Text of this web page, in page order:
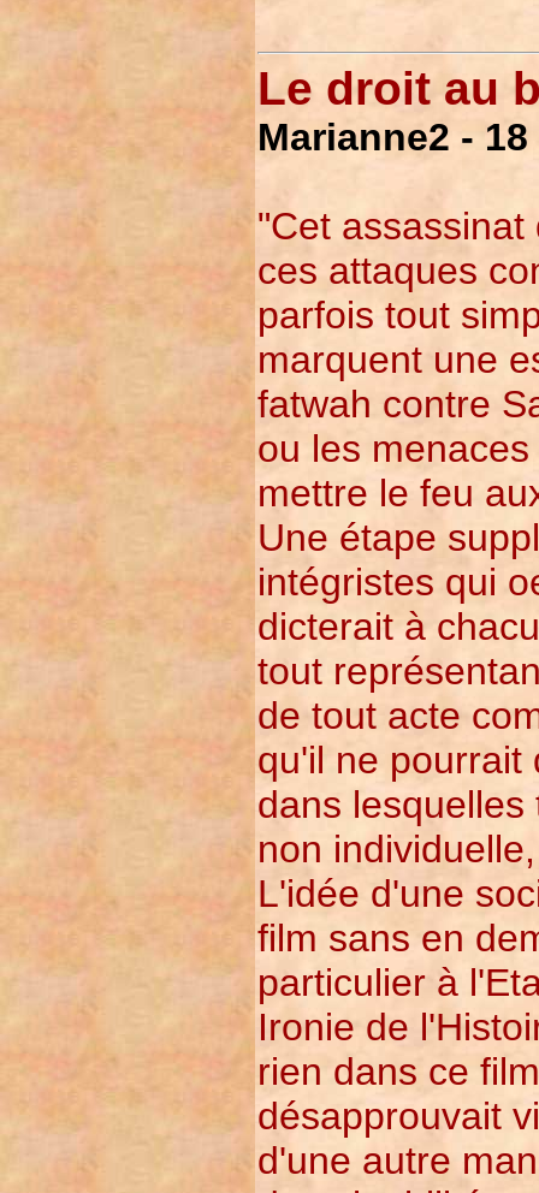
Le droit au
Marianne2 -
"Cet
ces attaques
parfois tout
marquent une
fatwah contre
ou les
mettre le feu
Une étape
intégristes qui
dicterait à
tout
de tout acte
qu'il ne pourrait
dans
non
L'idée d'une
film sans en
particulier à
Ironie de
rien dans ce
désapprouvait
d'une autre